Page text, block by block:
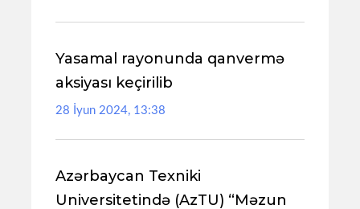
Yasamal rayonunda qanvermə
aksiyası keçirilib
28 İyun 2024, 13:38
Azərbaycan Texniki
Universitetində (AzTU) “Məzun